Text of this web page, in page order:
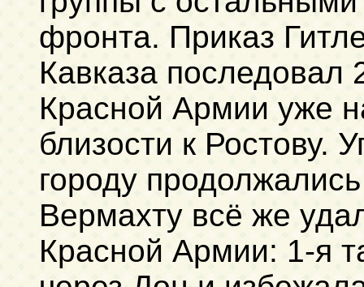
фронта. Приказ
Кавказа последовал
Красной Армии уже
близости к Ростову.
городу
Вермахту всё же
Красной Армии: 1-я